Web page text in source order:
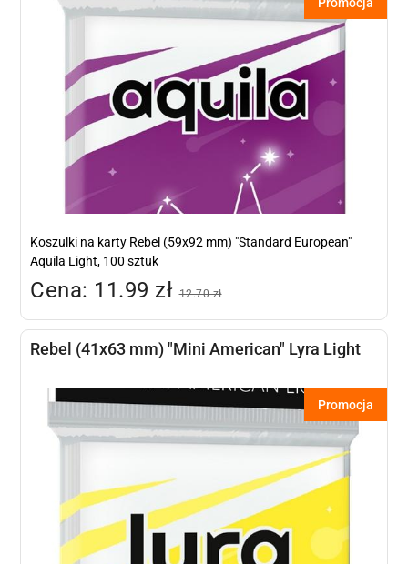
Koszulki na karty Rebel (59x92 mm) "Standard European"
Aquila Light, 100 sztuk
Cena: 11.99 zł12.70 zł
Rebel (41x63 mm) "Mini American" Lyra Light
Promocja